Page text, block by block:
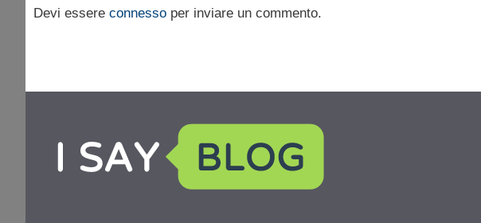
Devi essere connesso per inviare un commento.